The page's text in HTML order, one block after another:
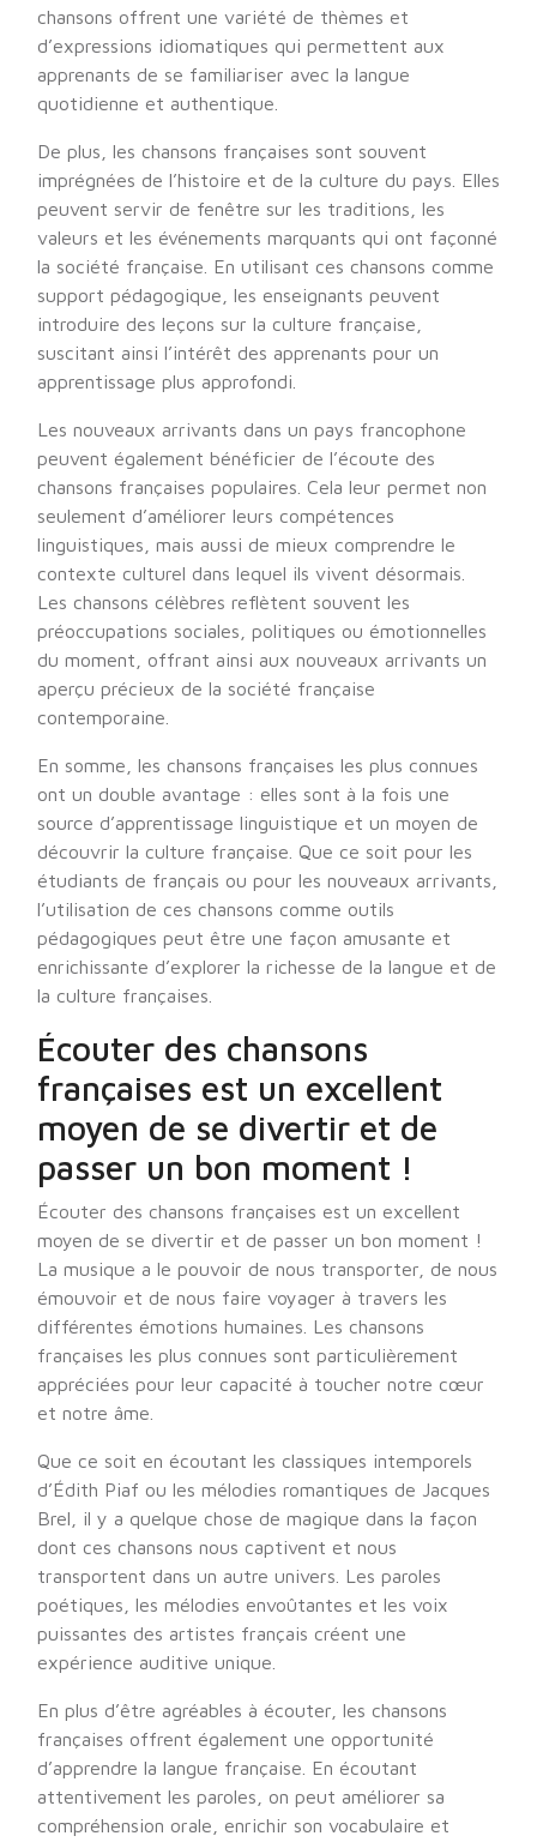
chansons offrent une variété de thèmes et
d’expressions idiomatiques qui permettent aux
apprenants de se familiariser avec la langue
quotidienne et authentique.
De plus, les chansons françaises sont souvent
imprégnées de l’histoire et de la culture du pays. Elles
peuvent servir de fenêtre sur les traditions, les
valeurs et les événements marquants qui ont façonné
la société française. En utilisant ces chansons comme
support pédagogique, les enseignants peuvent
introduire des leçons sur la culture française,
suscitant ainsi l’intérêt des apprenants pour un
apprentissage plus approfondi.
Les nouveaux arrivants dans un pays francophone
peuvent également bénéficier de l’écoute des
chansons françaises populaires. Cela leur permet non
seulement d’améliorer leurs compétences
linguistiques, mais aussi de mieux comprendre le
contexte culturel dans lequel ils vivent désormais.
Les chansons célèbres reflètent souvent les
préoccupations sociales, politiques ou émotionnelles
du moment, offrant ainsi aux nouveaux arrivants un
aperçu précieux de la société française
contemporaine.
En somme, les chansons françaises les plus connues
ont un double avantage : elles sont à la fois une
source d’apprentissage linguistique et un moyen de
découvrir la culture française. Que ce soit pour les
étudiants de français ou pour les nouveaux arrivants,
l’utilisation de ces chansons comme outils
pédagogiques peut être une façon amusante et
enrichissante d’explorer la richesse de la langue et de
la culture françaises.
Écouter des chansons
françaises est un excellent
moyen de se divertir et de
passer un bon moment !
Écouter des chansons françaises est un excellent
moyen de se divertir et de passer un bon moment !
La musique a le pouvoir de nous transporter, de nous
émouvoir et de nous faire voyager à travers les
différentes émotions humaines. Les chansons
françaises les plus connues sont particulièrement
appréciées pour leur capacité à toucher notre cœur
et notre âme.
Que ce soit en écoutant les classiques intemporels
d’Édith Piaf ou les mélodies romantiques de Jacques
Brel, il y a quelque chose de magique dans la façon
dont ces chansons nous captivent et nous
transportent dans un autre univers. Les paroles
poétiques, les mélodies envoûtantes et les voix
puissantes des artistes français créent une
expérience auditive unique.
En plus d’être agréables à écouter, les chansons
françaises offrent également une opportunité
d’apprendre la langue française. En écoutant
attentivement les paroles, on peut améliorer sa
compréhension orale, enrichir son vocabulaire et